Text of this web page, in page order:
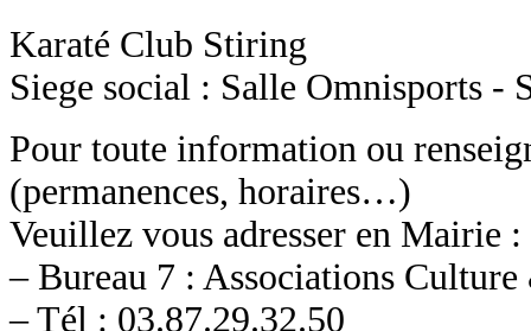
Karaté Club Stiring
Siege social : Salle Omnisports
Pour toute information ou
(permanences, horaires…)
Veuillez vous adresser en Mairie :
– Bureau 7 : Associations
– Tél : 03.87.29.32.50